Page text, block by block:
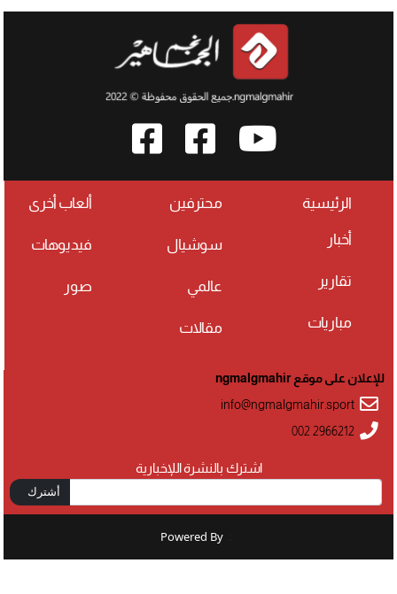
الرئيسية
أخبار
تقارير
مباريات
محترفين
سوشيال
عالمي
مقالات
ألعاب أخرى
فيديوهات
صور
اشترك بالنشرة اللإخبارية
أشترك
للإعلان على موقع ngmalgmahir
info@ngmalgmahir.sport
002 2966212
Powered By